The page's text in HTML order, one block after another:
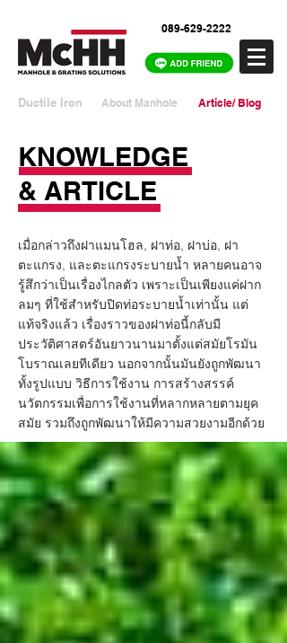
089-629-2222
Ductile Iron About Manhole Article/ Blog
KNOWLEDGE
& ARTICLE
เมื่อกล่าวถึงฝาแมนโฮล, ฝาท่อ, ฝาบ่อ, ฝา
ตะแกรง, และตะแกรงระบายน้ำ หลายคนอาจ
รู้สึกว่าเป็นเรื่องไกลตัว เพราะเป็นเพียงแค่ฝาก
ลมๆ ที่ใช้สำหรับปิดท่อระบายน้ำเท่านั้น แต่
แท้จริงแล้ว เรื่องราวของฝาท่อนี้กลับมี
ประวัติศาสตร์อันยาวนานมาตั้งแต่สมัยโรมัน
โบราณเลยทีเดียว นอกจากนั้นมันยังถูกพัฒนา
ทั้งรูปแบบ วิธีการใช้งาน การสร้างสรรค์
นวัตกรรมเพื่อการใช้งานที่หลากหลายตามยุค
สมัย รวมถึงถูกพัฒนาให้มีความสวยงามอีกด้วย